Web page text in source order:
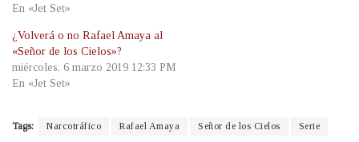
En «Jet Set»
¿Volverá o no Rafael Amaya al
«Señor de los Cielos»?
miércoles, 6 marzo 2019 12:33 PM
En «Jet Set»
Tags: Narcotráfico Rafael Amaya Señor de los Cielos Serie